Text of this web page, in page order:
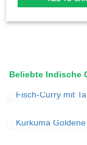
Beliebte Indische
Fisch-Curry mit
Kurkuma